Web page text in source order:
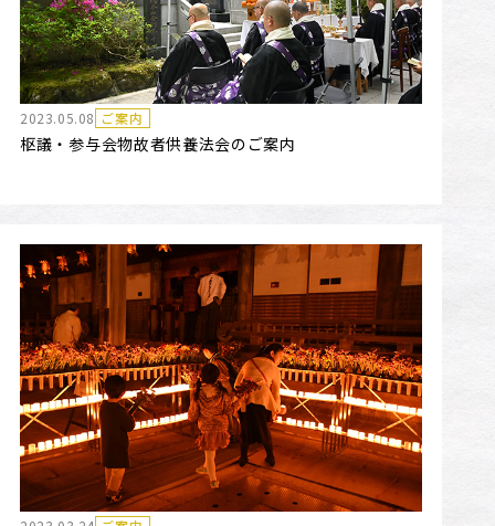
2023.05.08 ご案内
枢議・参与会物故者供養法会のご案内